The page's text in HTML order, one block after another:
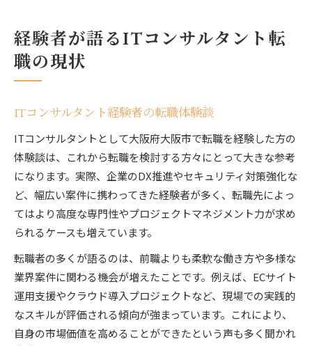
経験者が語るITコンサルタント転
職の現状
ITコンサルタント経験者の転職体験談
ITコンサルタントとして大阪府大阪市で転職を経験した方の
体験談は、これから転職を検討する方々にとって大きな参考
になります。実際、企業のDX推進やセキュリティ対策強化な
ど、幅広い案件に携わってきた経験者が多く、転職先によっ
てはより高度な専門性やプロジェクトマネジメント力が求め
られるケースも増えています。
転職者の多くが語るのは、前職よりも柔軟な働き方や多様な
業界案件に関わる機会が増えたことです。例えば、ECサイト
運用支援やクラウド導入プロジェクトなど、現場での実践的
なスキルが評価される傾向が強まっています。これにより、
自身の市場価値を高めることができたという声も多く聞かれ